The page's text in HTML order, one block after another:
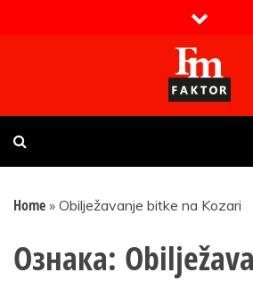
Faktor magazin
Uvijek presudan
Home » Obilježavanje bitke na Kozari
Ознака: